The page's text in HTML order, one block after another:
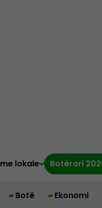
lokale Botërori
Botë Ekonomi